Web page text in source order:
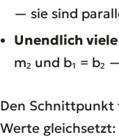
— sie sind
Unendlich
m₂ und b₁ = b₂
Den Schnittpunkt
Werte gleichsetzt: